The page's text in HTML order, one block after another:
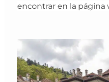
encontrar en la página